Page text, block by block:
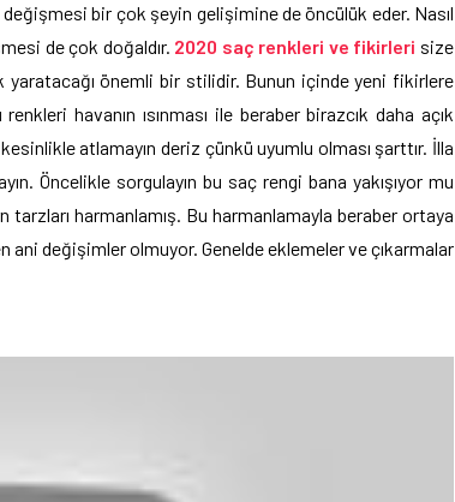
değişmesi bir çok şeyin gelişimine de öncülük eder. Nasıl
de çok doğaldır. 2020 saç renkleri ve fikirleri size
yaratacağı önemli bir stilidir. Bunun içinde yeni fikirlere
havanın ısınması ile beraber birazcık daha açık
atlamayın deriz çünkü uyumlu olması şarttır. İlla
Öncelikle sorgulayın bu saç rengi bana yakışıyor mu
harmanlamış. Bu harmanlamayla beraber ortaya
ani değişimler olmuyor. Genelde eklemeler ve çıkarmalar